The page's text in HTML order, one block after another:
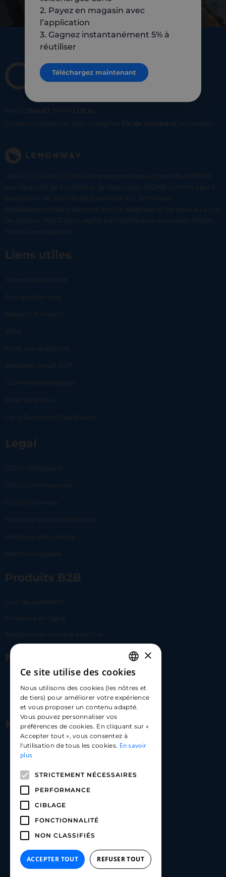
SHOP SMART SHOP
LOCAL
Faites vos achats en ville et gagnez 5% de cashback immediat !
CARLO TECHNOLOGIES est enregistrée sous l'identifiant 95922
par l’Autorité de Contrôle et de Résolution (ACPR) comme agent
prestataire de services de paiement de Lemonway
(établissement de paiement dont le siège social est situé au 8 rue
du Sentier, 75002 Paris, agréé par l’ACPR sous le numéro 16568) -
https://www.regafi.fr/
Liens utiles
Devenir partenaire
À propos de nous
Rapport d’impact
Blog
Foire aux questions
Assistant virtuel 24/7
Commerces engagés
Page de status
Carlo Business | Dashboard
Légal
CGU | Utilisateurs
CGV | Commerçants
CGU Lemonway
Politique de confidentialité
Politique des cookies
Mentions légales
Produits B2B
Lien de paiement
Checkout en ligne
Solutions en marque blanche
Nous contacter
hello@carloapp.com
Nous suivre
Carlo App | Instagram
Carlo App | Linkedin
FRENCH
ENGLISH
SPANISH
×
Ce site utilise des cookies
Nous utilisons des cookies (les nôtres et
de tiers) pour améliorer votre expérience
et vous proposer un contenu adapté.
Vous pouvez personnaliser vos
préférences de cookies. En cliquant sur «
Accepter tout », vous consentez à
l'utilisation de tous les cookies. En savoir
plus
STRICTEMENT NÉCESSAIRES
PERFORMANCE
CIBLAGE
FONCTIONNALITÉ
NON CLASSIFIÉS
ACCEPTER TOUT REFUSER TOUT
2. Payez en magasin avec
l’application
3. Gagnez instantanément 5% à
réutiliser
Téléchargez maintenant